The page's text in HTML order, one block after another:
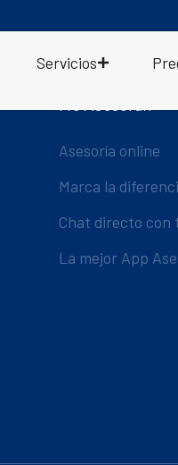
Servicios
Asesoría online
Marca la
Chat directo con
La mejor App